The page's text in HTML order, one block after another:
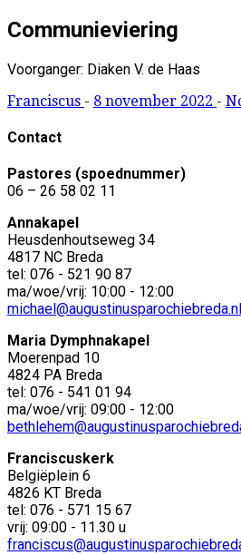
Communieviering
Voorganger: Diaken V. de Haas
Franciscus - 8 november 2022 -
Contact
Pastores (spoednummer)
06 – 26 58 02 11
Annakapel
Heusdenhoutseweg 34
4817 NC Breda
tel: 076 - 521 90 87
ma/woe/vrij: 10:00 - 12:00
michael@augustinusparochiebreda.nl
Maria Dymphnakapel
Moerenpad 10
4824 PA Breda
tel: 076 - 541 01 94
ma/woe/vrij: 09:00 - 12:00
Franciscuskerk
Belgiëplein 6
4826 KT Breda
tel: 076 - 571 15 67
vrij: 09:00 - 11.30 u